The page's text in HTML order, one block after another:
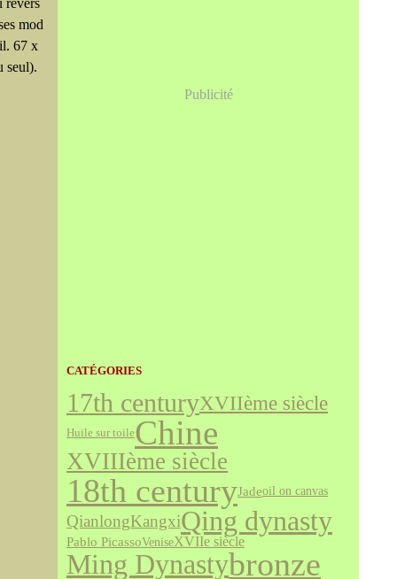
revers
mod
67 x
seul).
Publicité
CATÉGORIES
17th centuryXVIIème siècle
Huile sur toileChine
XVIIIème siècle
18th centuryJadeoil on canvas
QianlongKangxiQing dynasty
Pablo PicassoVeniseXVIIe siècle
Ming Dynastybronze